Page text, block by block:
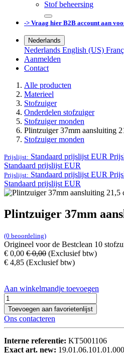
Stof beheersing
-> Vraag hier B2B account aan
Nederlands
Nederlands English (US)
Aanmelden
Contact
Alle producten
Materieel
Stofzuiger
Onderdelen stofzuiger
Stofzuiger monden
Plintzuiger 37mm aansluiting
Stofzuiger monden
Prijslijst: Standaard prijslijst EUR
Standaard prijslijst EUR
Prijslijst: Standaard prijslijst EUR
Standaard prijslijst EUR
Plintzuiger 37mm
(0 beoordeling)
Origineel voor de Bestclean 10
€ 0,00 €0,00 (Exclusief btw)
€ 4,85 (Exclusief btw)
Aan winkelmandje toevoegen
Toevoegen aan favorietenlijst
Ons contacteren
Interne referentie: KT5001106
Exact art. new: